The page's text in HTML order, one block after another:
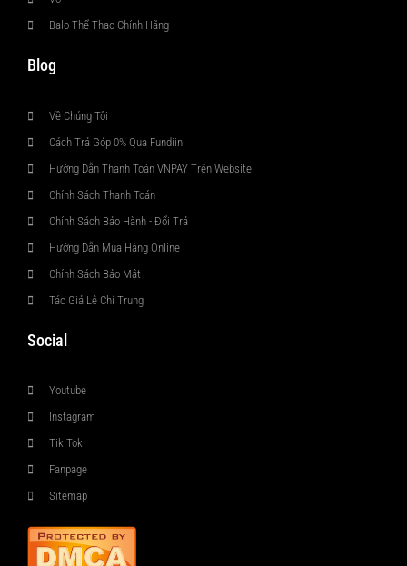
Balo Thể Thao Chính Hãng
Blog
Về Chúng Tôi
Cách Trả Góp 0% Qua Fundiin
Hướng Dẫn Thanh Toán VNPAY Trên Website
Chính Sách Thanh Toán
Chính Sách Bảo Hành - Đổi Trả
Hướng Dẫn Mua Hàng Online
Chính Sách Bảo Mật
Tác Giả Lê Chí Trung
Social
Youtube
Instagram
Tik Tok
Fanpage
Sitemap